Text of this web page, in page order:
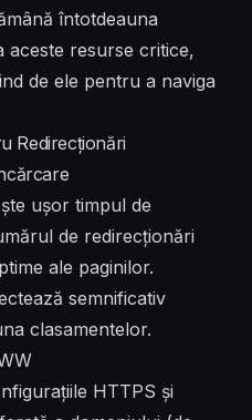
întotdeauna
aceste resurse critice,
de ele pentru a naviga
Redirecționări
ușor timpul de
de redirecționări
ale paginilor.
semnificativ
clasamentelor.
HTTPS și